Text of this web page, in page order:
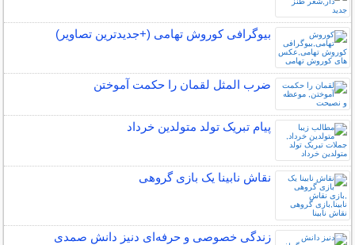
بیوگرافی کوروش تهامی (+جدیدترین تصاویر)
ضرب المثل لقمان را حکمت آموختن
پیام تبریک تولد متولدین خرداد
نقاش نابینا یک بازی گروهی
زندگی خصوصی و حرفه‌ای دنیز دانش صمدی